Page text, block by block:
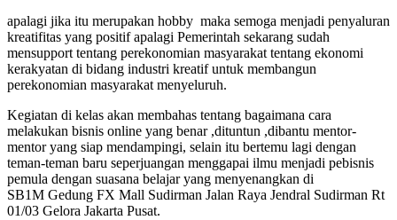
apalagi jika itu merupakan hobby maka semoga menjadi penyaluran
kreatifitas yang positif apalagi Pemerintah sekarang sudah
mensupport tentang perekonomian masyarakat tentang ekonomi
kerakyatan di bidang industri kreatif untuk membangun
perekonomian masyarakat menyeluruh.
Kegiatan di kelas akan membahas tentang bagaimana cara
melakukan bisnis online yang benar ,dituntun ,dibantu mentor-
mentor yang siap mendampingi, selain itu bertemu lagi dengan
teman-teman baru seperjuangan menggapai ilmu menjadi pebisnis
pemula dengan suasana belajar yang menyenangkan di
SB1M Gedung FX Mall Sudirman Jalan Raya Jendral Sudirman Rt
01/03 Gelora Jakarta Pusat.